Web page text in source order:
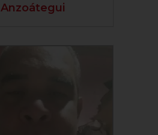
Anzoátegui